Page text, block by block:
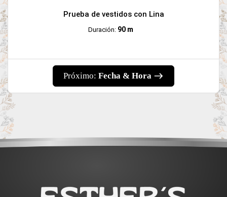
Prueba de vestidos con Lina
Duración: 90 m
Próximo: Fecha & Hora